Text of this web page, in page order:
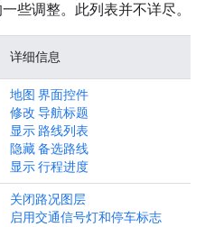
些调整。此列表并不详尽。
详细信息
地图 界面控件
修改 导航标题
显示 路线列表
隐藏 备选路线
显示 行程进度
关闭路况图层
启用交通信号灯和停车标志